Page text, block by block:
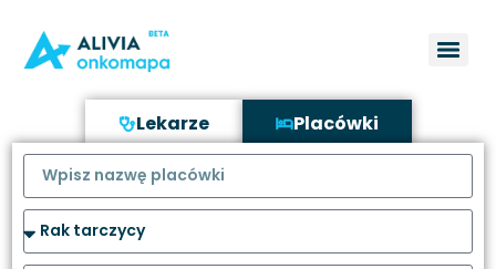
Lekarze Placówki